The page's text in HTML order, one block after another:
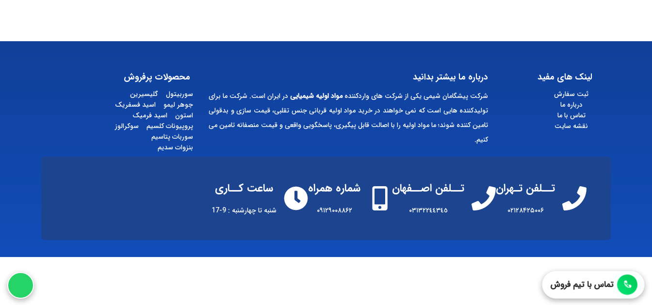
لینک های مفید
ثبت سفارش
درباره ما
تماس با ما
نقشه سایت
درباره ما بیشتر بدانید
شرکت پیشگامان شیمی یکی از شرکت های واردکنندهمواد اولیه شیمیاییدر ایران است. شرکت ما برای
تولیدکننده هایی است که نمی خواهند در خرید مواد اولیه قربانی جنس تقلبی، قیمت سازی و بدقولی
تامین کننده شوند؛ ما مواد اولیه را با اصالت قابل پیگیری، پاسخگویی واقعی و قیمت منصفانه تامین می
کنیم.
محصولات پرفروش
سوربیتول
گلیسیرین
جوهر لیمو
اسید فسفریک
استون
اسید فرمیک
پروپیونات کلسیم
سوکرالوز
سوربات پتاسیم
بنزوات سدیم
تــلفن تـهران
۰۲۱۲۸۴۲۵۰۰۶
تــلفن اصــفهان
٠٣١٣٢٢٤٤٣٤٥
شماره همراه
۰۹۱۲۹۰۰۸۸۶۲
ساعت کــاری
شنبه تا چهارشنبه : 9-17
تماس با تیم فروش